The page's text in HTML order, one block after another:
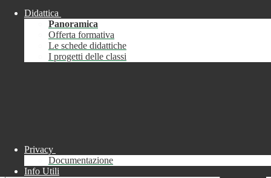
Chiudi
Informazione
Didattica
Panoramica
Offerta formativa
Le schede didattiche
I progetti delle classi
Privacy
Documentazione
Info Utili